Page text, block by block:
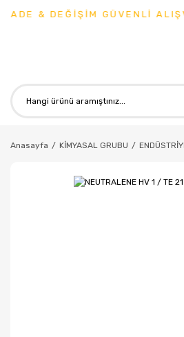
& DEĞİŞİM GÜVENLİ
Anasayfa KİMYASAL GRUBU